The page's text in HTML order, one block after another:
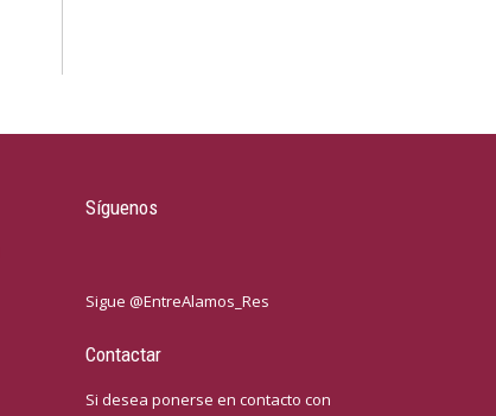
Síguenos
Sigue @EntreAlamos_Res
Contactar
Si desea ponerse en contacto con